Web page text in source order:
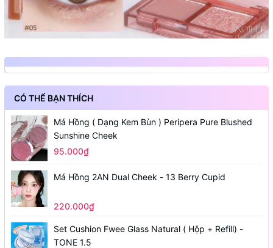
CÓ THỂ BẠN THÍCH
Má Hồng ( Dạng Kem Bùn ) Peripera Pure Blushed
Sunshine Cheek
95.000₫
Má Hồng 2AN Dual Cheek - 13 Berry Cupid
220.000₫
Set Cushion Fwee Glass Natural ( Hộp + Refill) -
TONE 1.5